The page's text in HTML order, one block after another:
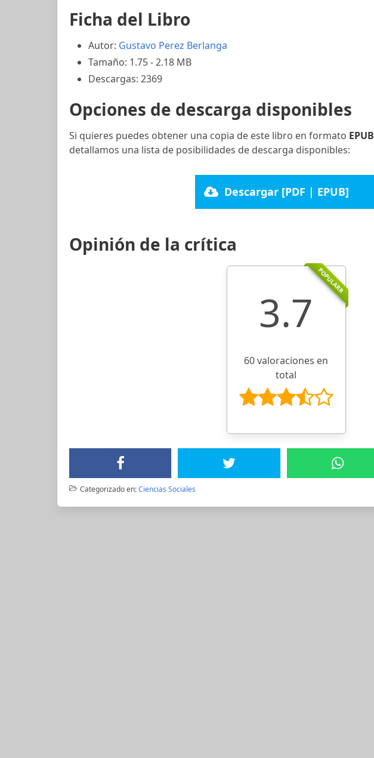
Ficha del Libro
Autor: Gustavo Perez Berlanga
Tamaño: 1.75 - 2.18 MB
Descargas: 2369
Opciones de descarga disponibles
Si quieres puedes obtener una copia de este libro en formato EPUB
detallamos una lista de posibilidades de descarga disponibles:
Descargar [PDF | EPUB]
Opinión de la crítica
POPULARR
3.7
60 valoraciones en
total
Categorizado en:Ciencias Sociales